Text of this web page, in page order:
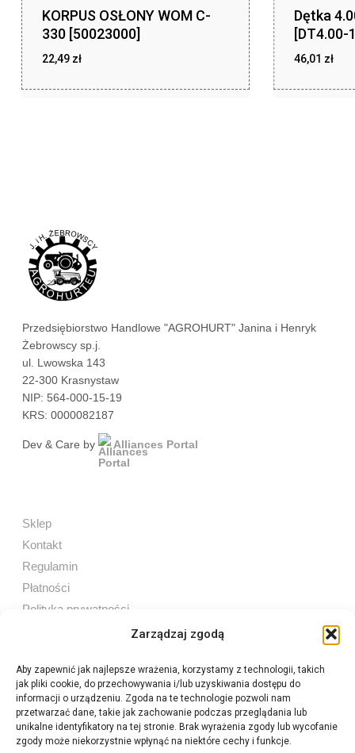
Zarządzaj zgodą
Aby zapewnić jak najlepsze wrażenia, korzystamy z technologii, takich
jak pliki cookie, do przechowywania i/lub uzyskiwania dostępu do
informacji o urządzeniu. Zgoda na te technologie pozwoli nam
przetwarzać dane, takie jak zachowanie podczas przeglądania lub
unikalne identyfikatory na tej stronie. Brak wyrażenia zgody lub wycofanie
zgody może niekorzystnie wpłynąć na niektóre cechy i funkcje.
KORPUS OSŁONY WOM C-
330 [50023000]
22,49 zł
Dętka
[DT4.00-
46,01 zł
Przedsiębiorstwo Handlowe "AGROHURT" Janina i Henryk
Żebrowscy sp.j.
ul. Lwowska 143
22-300 Krasnystaw
NIP: 564-000-15-19
KRS: 0000082187
Dev & Care by Alliances Portal
Sklep
Kontakt
Regulamin
Płatności
Polityka prywatności
Sprzedaż internetowa
Tel:605 603 753
Sprzedaż detaliczna